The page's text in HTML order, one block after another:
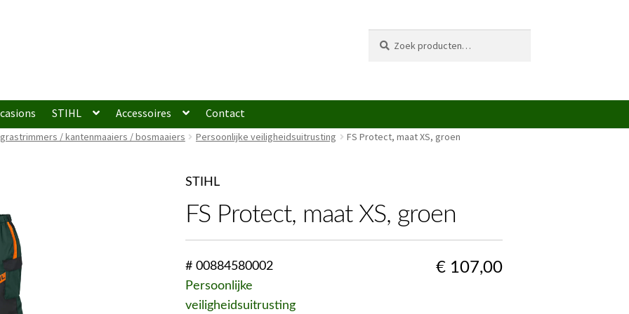
naar:
STIHL Accessoires Contact
/ kantenmaaiers / bosmaaiers Persoonlijke veiligheidsuitrusting FS Protect, maat XS, groen
STIHL
FS Protect, maat XS, groen
# 00884580002
Persoonlijke
veiligheidsuitrusting
€107,00